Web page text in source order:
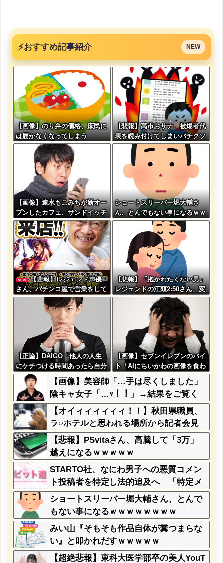
⚡おすすめ記事紹介 NEW
【画像】のり弁の価格、庶民に
は届かなくなってしまう
【悲報】高市おサナ、被爆者代
表を睨み付けてしまいバチクソ
炎上し始めるｗｗｗｗｗｗｗｗ
【画像】速水もこみちが新オー
プンしたカフェ、サンドイッチ
1つ3000円←コレは妥当だと思
う？？？？？？
ショートスリーバー堀大輔さ
ん、とんでもない事になるｗｗ
ｗｗｗｗｗｗ
NEW
【悲報】レジェンド声優
さん、パチンコ屋で営業をして
しまう
【悲報】「抱かれたくない男」
レジェンドの江頭2:50さん、変
わり果てた姿で発見される
【正論】DAIGO「他人の人生
にケチつける時間あったら自分
の人生変えるために使え。お前
らの人生が終わってることは変
わらんぞ」
【画像】セブンイレブンのバイ
ト「AIにちいかわの画像を食わ
せてっと………できた！」→と
んでもないものが出来上がって
しまうw w w w w
【画像】美容師「…手は尽くしました」
陰キャ女子「…ｯ！！」→結果をご覧く
ださいw w w w w w w w
【オイィィィィィィ！！】秋田県職員、
ラ○ホテルと思われる場所から記者会見
に参加してしまった結果w w w w w w w
w
【悲報】PSvitaさん、高騰して「3万」
越えになるｗｗｗｗｗ
STARTO社、なにわ男子への悪質コメン
ト投稿者を特定し法的追及へ 「特定メ
ンバーの存在を否定するコメントを執拗
に」米Metaへ情報開示
ショートスリーバー堀大輔さん、とんで
もない事になるｗｗｗｗｗｗｗｗ
みい山『そもそも作品自体が糞つまらな
い』と叩かれだすｗｗｗｗｗ
【超絶悲報】東科大医学部卒の美人YouT